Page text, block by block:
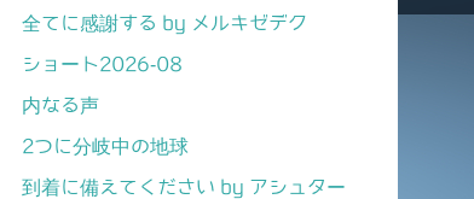
全てに感謝する by メルキゼデク
ショート2026-08
内なる声
2つに分岐中の地球
到着に備えてください by アシュター